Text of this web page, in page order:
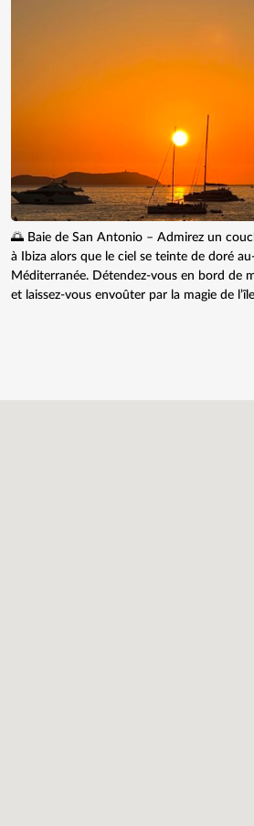
🌅 Baie de San Antonio – Admirez un
à Ibiza alors que le ciel se teinte de doré
Méditerranée. Détendez-vous en bord de
et laissez-vous envoûter par la magie de